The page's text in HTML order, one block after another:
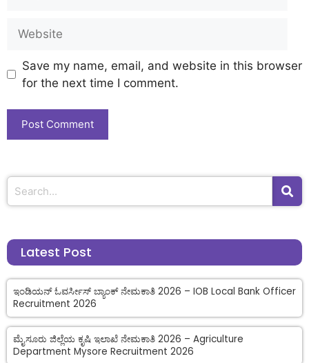
Save my name, email, and website in this browser
for the next time I comment.
Latest Post
ಇಂಡಿಯನ್ ಓವರ್ಸೀಸ್ ಬ್ಯಾಂಕ್ ನೇಮಕಾತಿ 2026 – IOB Local Bank Officer
Recruitment 2026
ಮೈಸೂರು ಜಿಲ್ಲೆಯ ಕೃಷಿ ಇಲಾಖೆ ನೇಮಕಾತಿ 2026 – Agriculture
Department Mysore Recruitment 2026